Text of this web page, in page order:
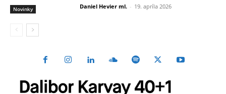
Novinky Daniel Hevier ml. - 19. apríla 2026